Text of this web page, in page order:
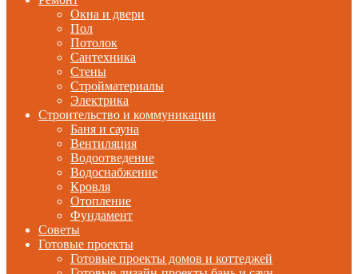
Окна и двери
Пол
Потолок
Сантехника
Стены
Стройматериалы
Электрика
Строительство и коммуникации
Баня и сауна
Вентиляция
Водоотведение
Водоснабжение
Кровля
Отопление
Фундамент
Советы
Готовые проекты
Готовые проекты домов и коттеджей